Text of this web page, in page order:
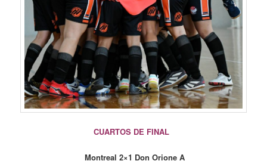
CUARTOS DE FINAL
Montreal 2×1 Don Orione A